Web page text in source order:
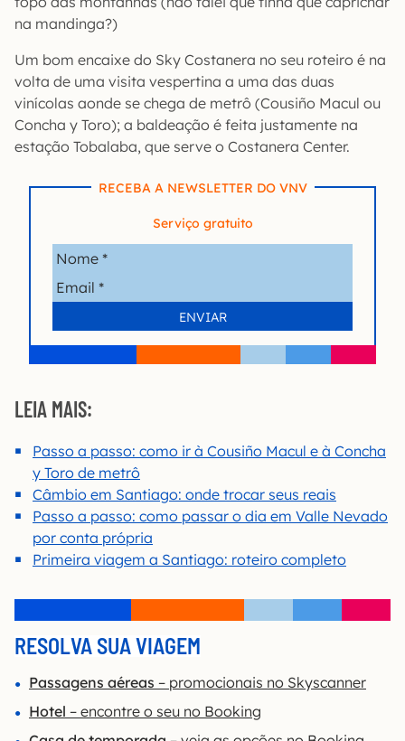
na mandinga?)
Um bom encaixe do Sky Costanera no seu roteiro é na
volta de uma visita vespertina a uma das duas
vinícolas aonde se chega de metrô (Cousiño Macul ou
Concha y Toro); a baldeação é feita justamente na
estação Tobalaba, que serve o Costanera Center.
RECEBA A NEWSLETTER DO VNV
Serviço gratuito
LEIA MAIS:
Passo a passo: como ir à Cousiño Macul e à Concha
y Toro de metrô
Câmbio em Santiago: onde trocar seus reais
Passo a passo: como passar o dia em Valle Nevado
por conta própria
Primeira viagem a Santiago: roteiro completo
RESOLVA SUA VIAGEM
Passagens aéreas – promocionais no Skyscanner
Hotel – encontre o seu no Booking